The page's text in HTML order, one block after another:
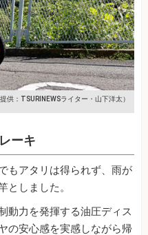
提供：TSURINEWSライター・山下洋太）
ーキ
もアタリは得られず、雨が
としました。
動力を発揮する油圧ディス
の安心感を実感しながら帰